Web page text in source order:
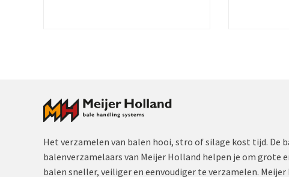
Het verzamelen van balen hooi, stro of silage kost tijd. De
balenverzamelaars van Meijer Holland helpen je om grote
balen sneller, veiliger en eenvoudiger te verzamelen.